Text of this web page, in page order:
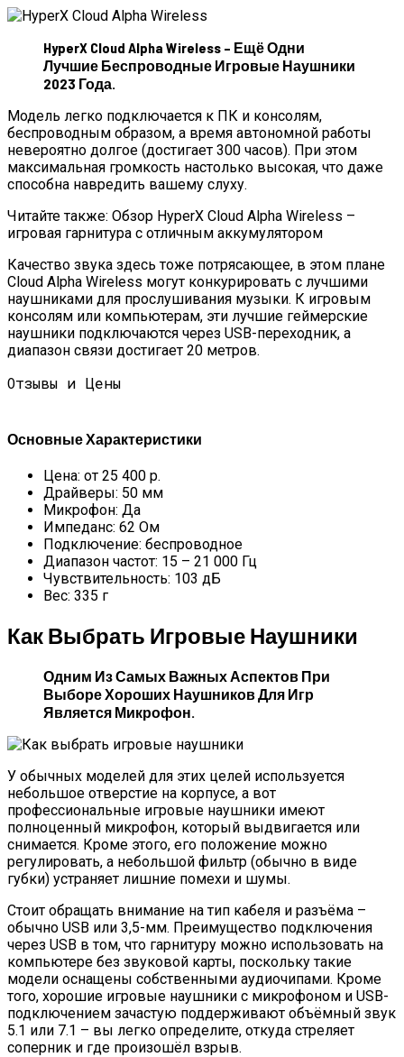
HyperX Cloud Alpha Wireless – Ещё Одни
Лучшие Беспроводные Игровые Наушники
2023 Года.
Модель легко подключается к ПК и консолям,
беспроводным образом, а время автономной работы
невероятно долгое (достигает 300 часов). При этом
максимальная громкость настолько высокая, что даже
способна навредить вашему слуху.
Читайте также: Обзор HyperX Cloud Alpha Wireless –
игровая гарнитура с отличным аккумулятором
Качество звука здесь тоже потрясающее, в этом плане
Cloud Alpha Wireless могут конкурировать с лучшими
наушниками для прослушивания музыки. К игровым
консолям или компьютерам, эти лучшие геймерские
наушники подключаются через USB-переходник, а
диапазон связи достигает 20 метров.
Отзывы и Цены
Основные Характеристики
Цена: от 25 400 р.
Драйверы: 50 мм
Микрофон: Да
Импеданс: 62 Ом
Подключение: беспроводное
Диапазон частот: 15 – 21 000 Гц
Чувствительность: 103 дБ
Вес: 335 г
Как Выбрать Игровые Наушники
Одним Из Самых Важных Аспектов При
Выборе Хороших Наушников Для Игр
Является Микрофон.
У обычных моделей для этих целей используется
небольшое отверстие на корпусе, а вот
профессиональные игровые наушники имеют
полноценный микрофон, который выдвигается или
снимается. Кроме этого, его положение можно
регулировать, а небольшой фильтр (обычно в виде
губки) устраняет лишние помехи и шумы.
Стоит обращать внимание на тип кабеля и разъёма –
обычно USB или 3,5-мм. Преимущество подключения
через USB в том, что гарнитуру можно использовать на
компьютере без звуковой карты, поскольку такие
модели оснащены собственными аудиочипами. Кроме
того, хорошие игровые наушники с микрофоном и USB-
подключением зачастую поддерживают объёмный звук
5.1 или 7.1 – вы легко определите, откуда стреляет
соперник и где произошёл взрыв.